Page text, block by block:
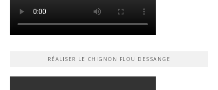
RÉALISER LE CHIGNON FLOU DESSANGE